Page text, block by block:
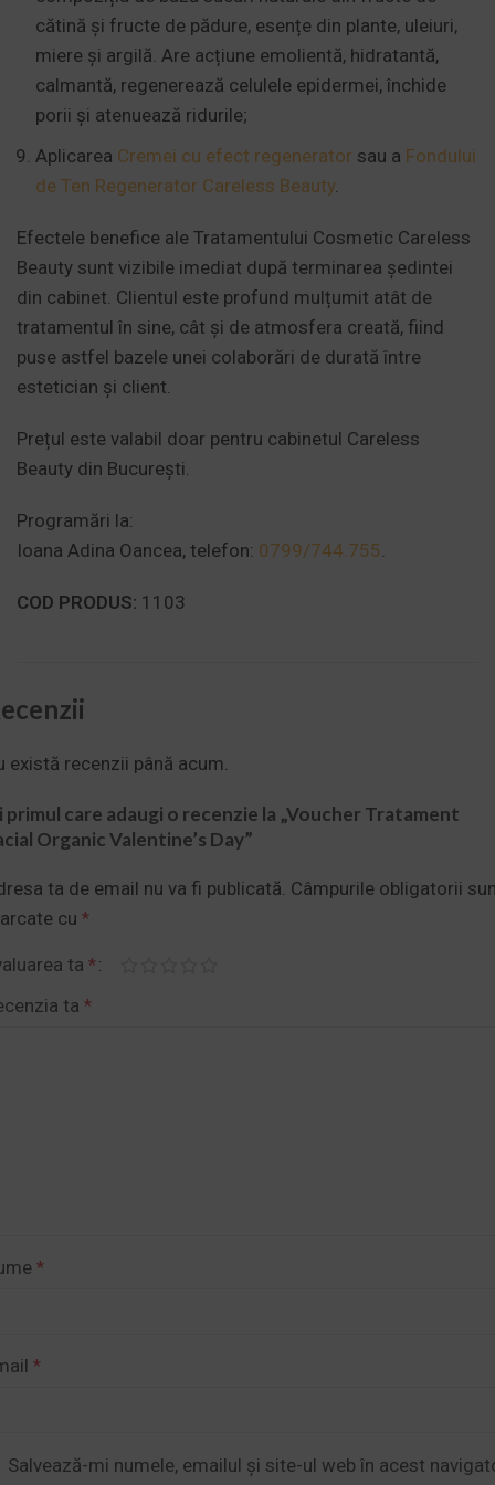
cătină și fructe de pădure, esențe din plante, uleiuri,
miere și argilă. Are acțiune emolientă, hidratantă,
calmantă, regenerează celulele epidermei, închide
porii și atenuează ridurile;
Aplicarea Cremei cu efect regenerator sau a Fondului
de Ten Regenerator Careless Beauty.
Efectele benefice ale Tratamentului Cosmetic Careless
Beauty sunt vizibile imediat după terminarea ședintei
din cabinet. Clientul este profund mulțumit atât de
tratamentul în sine, cât și de atmosfera creată, fiind
puse astfel bazele unei colaborări de durată între
estetician și client.
Prețul este valabil doar pentru cabinetul Careless
Beauty din București.
Programări la:
Ioana Adina Oancea, telefon: 0799/744.755
COD PRODUS: 1103
există recenzii până acum.
primul care adaugi o recenzie la „Voucher Tratament
Organic Valentine’s Day”
ta de email nu va fi publicată. Câmpurile obligatorii
cu *
ta *
ta *
*
*
Salvează-mi numele, emailul și site-ul web în acest